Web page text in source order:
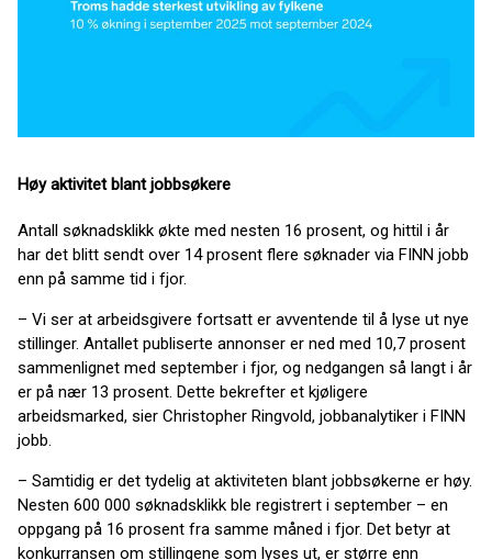
Høy aktivitet blant jobbsøkere
Antall søknadsklikk økte med nesten 16 prosent, og hittil i år
har det blitt sendt over 14 prosent flere søknader via FINN jobb
enn på samme tid i fjor.
– Vi ser at arbeidsgivere fortsatt er avventende til å lyse ut nye
stillinger. Antallet publiserte annonser er ned med 10,7 prosent
sammenlignet med september i fjor, og nedgangen så langt i år
er på nær 13 prosent. Dette bekrefter et kjøligere
arbeidsmarked, sier Christopher Ringvold, jobbanalytiker i FINN
jobb.
– Samtidig er det tydelig at aktiviteten blant jobbsøkerne er høy.
Nesten 600 000 søknadsklikk ble registrert i september – en
oppgang på 16 prosent fra samme måned i fjor. Det betyr at
konkurransen om stillingene som lyses ut, er større enn